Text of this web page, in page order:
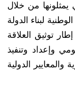
من خلال
لبناء الدولة
توثيق العلاقة
وإعداد وتنفيذ
والمعايير الدولية